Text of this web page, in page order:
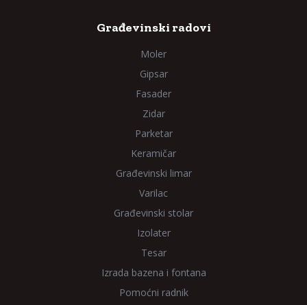
Građevinski radovi
Moler
Gipsar
Fasader
Zidar
Parketar
Keramičar
Građevinski limar
Varilac
Građevinski stolar
Izolater
Tesar
Izrada bazena i fontana
Pomoćni radnik